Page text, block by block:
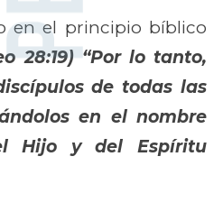
en el principio bíblico
28:19) “Por lo tanto,
de todas las
en el nombre
Hijo y del Espíritu